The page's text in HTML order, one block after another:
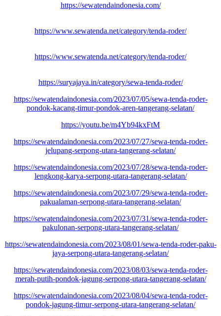
https://sewatendaindonesia.com/
https://www.sewatenda.net/category/tenda-roder/
https://www.sewatenda.net/category/tenda-roder/
https://suryajaya.in/category/sewa-tenda-roder/
https://sewatendaindonesia.com/2023/07/05/sewa-tenda-roder-
pondok-kacang-timur-pondok-aren-tangerang-selatan/
https://youtu.be/m4Yb94kxFtM
https://sewatendaindonesia.com/2023/07/27/sewa-tenda-roder-
jelupang-serpong-utara-tangerang-selatan/
https://sewatendaindonesia.com/2023/07/28/sewa-tenda-roder-
lengkong-karya-serpong-utara-tangerang-selatan/
https://sewatendaindonesia.com/2023/07/29/sewa-tenda-roder-
pakualaman-serpong-utara-tangerang-selatan/
https://sewatendaindonesia.com/2023/07/31/sewa-tenda-roder-
pakulonan-serpong-utara-tangerang-selatan/
https://sewatendaindonesia.com/2023/08/01/sewa-tenda-roder-paku-
jaya-serpong-utara-tangerang-selatan/
https://sewatendaindonesia.com/2023/08/03/sewa-tenda-roder-
merah-putih-pondok-jagung-serpong-utara-tangerang-selatan/
https://sewatendaindonesia.com/2023/08/04/sewa-tenda-roder-
pondok-jagung-timur-serpong-utara-tangerang-selatan/